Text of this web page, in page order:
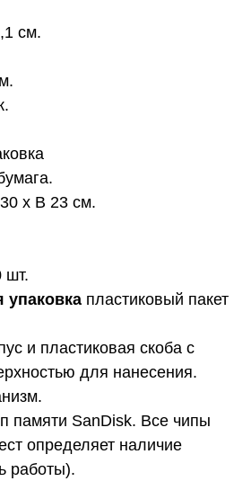
см.
x В 23 см.
шт.
упаковка пластиковый пакет
и пластиковая скоба с
для нанесения.
памяти SanDisk. Все чипы
определяет наличие
работы).